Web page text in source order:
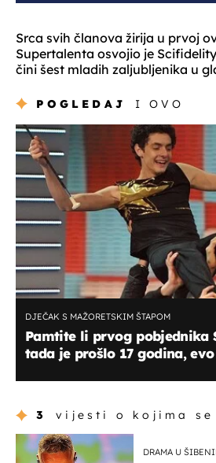
Srca svih članova žirija u prvoj
Supertalenta osvojio je
čini šest mladih zaljubljenika u
POGLEDAJ I OVO
DJEČAK S MAŽORETSKIM ŠTAPOM
Pamtite li prvog pobjednika
tada je prošlo 17 godina,
3 vijesti o kojima se
DRAMA U